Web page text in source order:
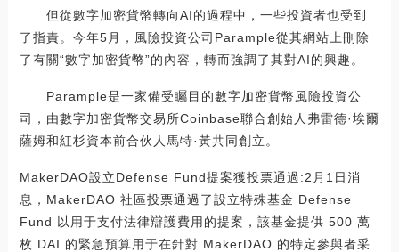
但從數字加密貨幣轉向AI的過程中，一些投資者也受到
了指責。今年5月，風險投資公司Parample從其網站上刪除
了有關“數字加密貨幣”的內容，轉而強調了其對AI的興趣。
Parample是一家備受矚目的數字加密貨幣風險投資公
司，由數字加密貨幣交易所Coinbase聯合創始人弗雷德·埃爾
薩姆和紅杉資本前合伙人馬特·黃共同創立。
MakerDAO設立Defense Fund提案獲投票通過:2月1日消
息，MakerDAO 社區投票通過了設立特殊基金 Defense
Fund 以用于支付法律辯護費用的提案，該基金提供 500 萬
枚 DAI 的緊急預算用于在針對 MakerDAO 的特定參與者采